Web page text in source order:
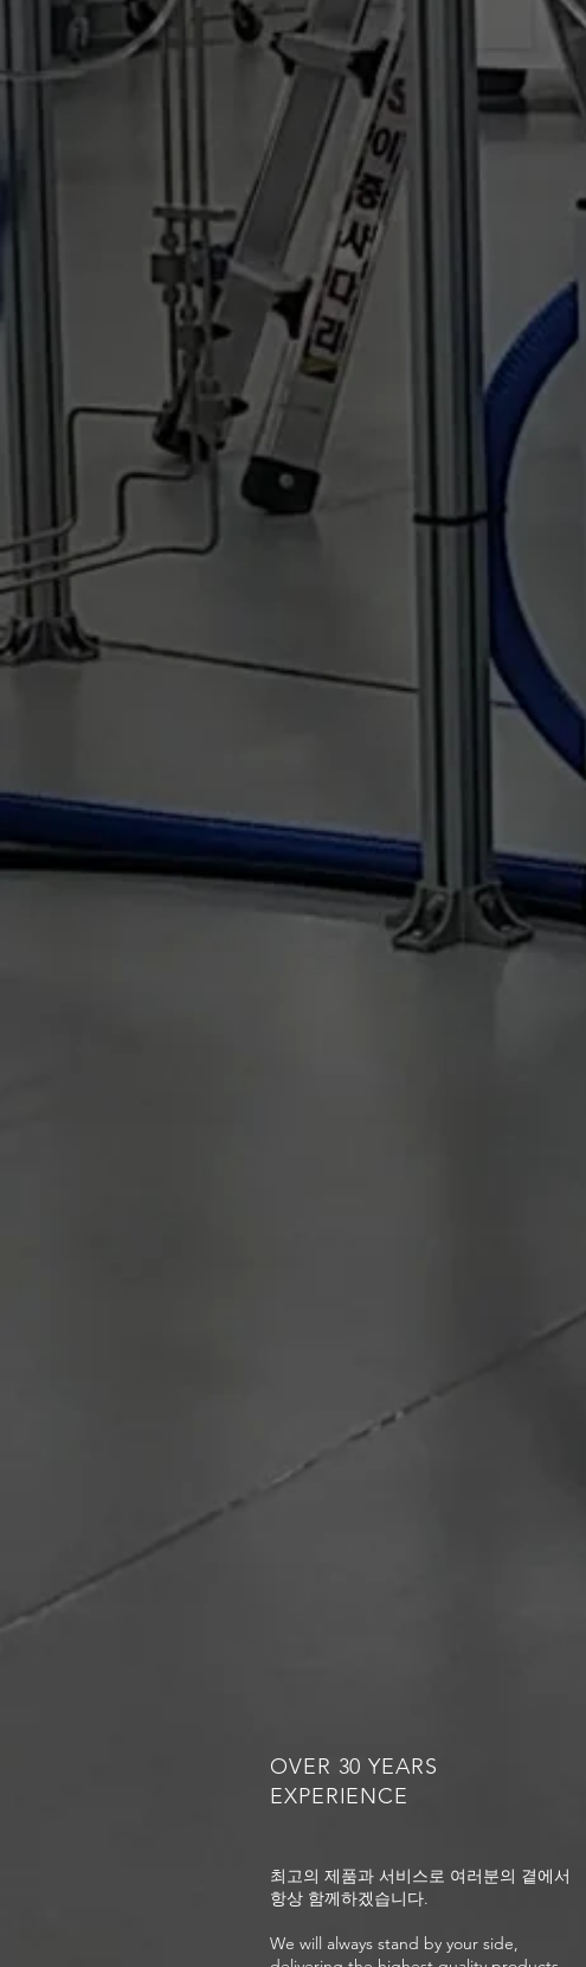
OVER 30 YEARS
EXPERIENCE
최고의 제품과 서비스로 여러분의 곁에서
항상 함께하겠습니다.
We will always stand by your side,